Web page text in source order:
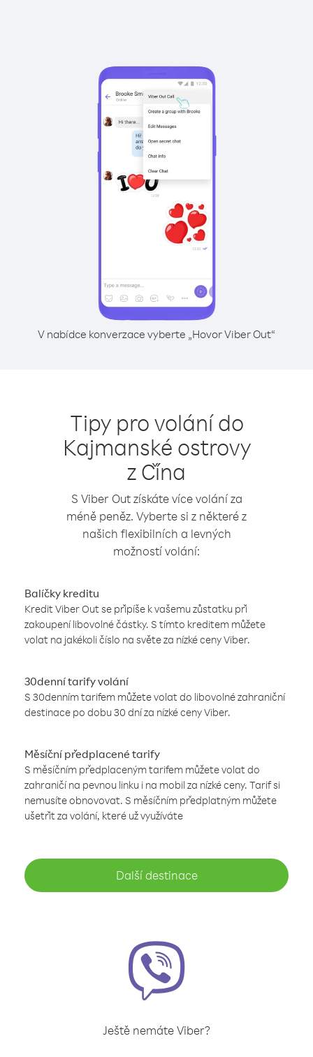
V nabídce konverzace vyberte „Hovor Viber Out“
Tipy pro volání do
Kajmanské ostrovy
z Čína
S Viber Out získáte více volání za
méně peněz. Vyberte si z některé z
našich flexibilních a levných
možností volání:
Balíčky kreditu
Kredit Viber Out se připíše k vašemu zůstatku při
zakoupení libovolné částky. S tímto kreditem můžete
volat na jakékoli číslo na světe za nízké ceny Viber.
30denní tarify volání
S 30denním tarifem můžete volat do libovolné zahraniční
destinace po dobu 30 dní za nízké ceny Viber.
Měsíční předplacené tarify
S měsíčním předplaceným tarifem můžete volat do
zahraničí na pevnou linku i na mobil za nízké ceny. Tarif si
nemusíte obnovovat. S měsíčním předplatným můžete
ušetřit za volání, které už využíváte
Další destinace
Ještě nemáte Viber?